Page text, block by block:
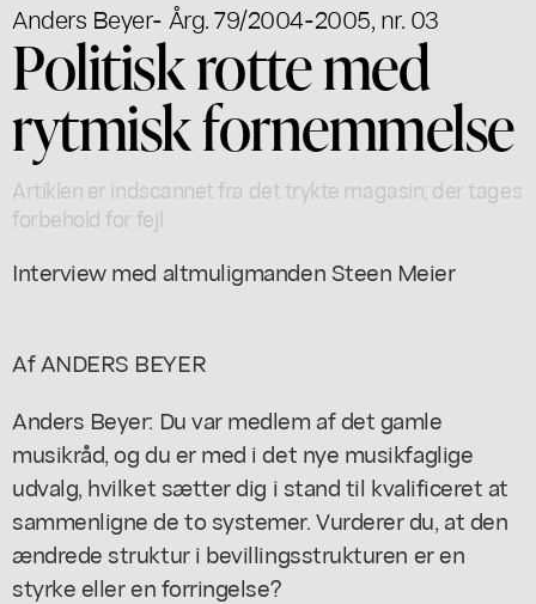
Anders Beyer- Årg. 79/2004-2005, nr. 03
Politisk rotte med
rytmisk fornemmelse
Artiklen er indscannet fra det trykte magasin; der tages
forbehold for fejl
Interview med altmuligmanden Steen Meier
Af ANDERS BEYER
Anders Beyer: Du var medlem af det gamle
musikråd, og du er med i det nye musikfaglige
udvalg, hvilket sætter dig i stand til kvalificeret at
sammenligne de to systemer. Vurderer du, at den
ændrede struktur i bevillingsstrukturen er en
styrke eller en forringelse?